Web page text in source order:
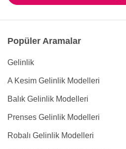
Popüler Aramalar
Gelinlik
A Kesim Gelinlik Modelleri
Balık Gelinlik Modelleri
Prenses Gelinlik Modelleri
Robalı Gelinlik Modelleri